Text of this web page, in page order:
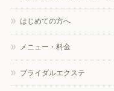
はじめての方へ
メニュー・料金
ブライダルエクステ